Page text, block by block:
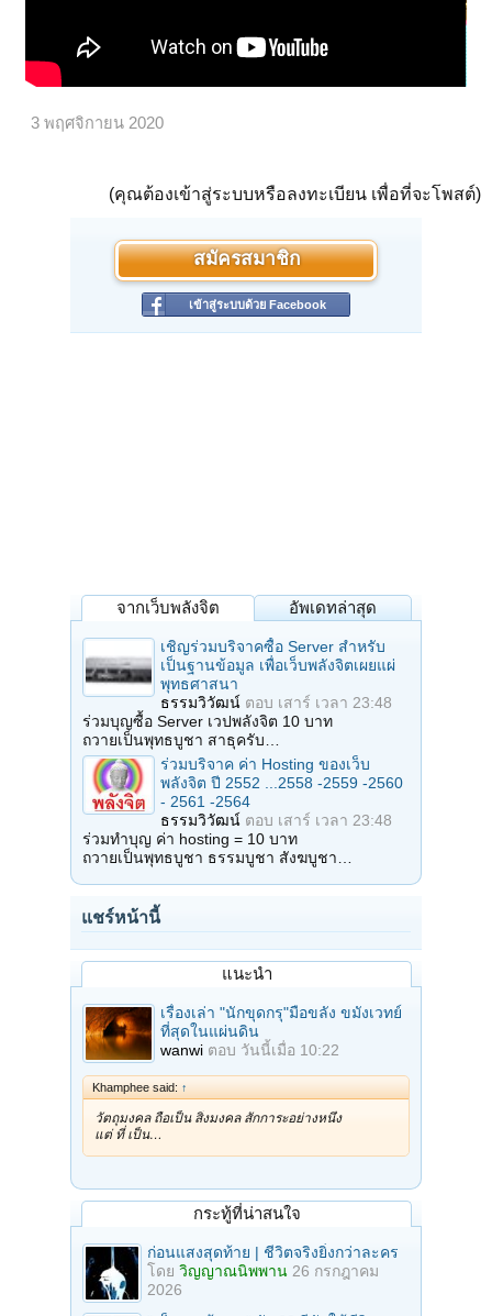
3 พฤศจิกายน 2020
(คุณต้องเข้าสู่ระบบหรือลงทะเบียน เพื่อที่จะโพสต์)
สมัครสมาชิก
เข้าสู่ระบบด้วย Facebook
จากเว็บพลังจิต อัพเดทล่าสุด
เชิญร่วมบริจาคซื้อ Server สำหรับ
เป็นฐานข้อมูล เพื่อเว็บพลังจิตเผยแผ่
พุทธศาสนา
ธรรมวิวัฒน์ ตอบ เสาร์ เวลา 23:48
ร่วมบุญซื้อ Server เวปพลังจิต 10 บาท
ถวายเป็นพุทธบูชา สาธุครับ…
ร่วมบริจาค ค่า Hosting ของเว็บ
พลังจิต ปี 2552 ...2558 -2559 -2560
- 2561 -2564
ธรรมวิวัฒน์ ตอบ เสาร์ เวลา 23:48
ร่วมทำบุญ ค่า hosting = 10 บาท
ถวายเป็นพุทธบูชา ธรรมบูชา สังฆบูชา…
แชร์หน้านี้
แนะนำ
เรื่องเล่า "นักขุดกรุ"มือขลัง ขมังเวทย์
ที่สุดในแผ่นดิน
wanwi ตอบ วันนี้เมื่อ 10:22
Khamphee said: ↑
วัตถุมงคล ถือเป็น สิ่งมงคล สักการะอย่างหนึ่ง
แต่ ที่ เป็น…
กระทู้ที่น่าสนใจ
ก่อนแสงสุดท้าย | ชีวิตจริงยิ่งกว่าละคร
โดย วิญญาณนิพพาน 26 กรกฎาคม
2026